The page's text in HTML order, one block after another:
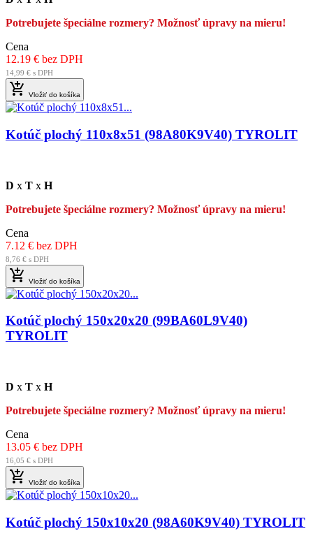
Potrebujete špeciálne rozmery? Možnosť úpravy na mieru!
Cena
12.19 € bez DPH
14,99 € s DPH
 Vložiť do košíka
Kotúč plochý 110x8x51 (98A80K9V40) TYROLIT
D x T x H
Potrebujete špeciálne rozmery? Možnosť úpravy na mieru!
Cena
7.12 € bez DPH
8,76 € s DPH
 Vložiť do košíka
Kotúč plochý 150x20x20 (99BA60L9V40)
TYROLIT
D x T x H
Potrebujete špeciálne rozmery? Možnosť úpravy na mieru!
Cena
13.05 € bez DPH
16,05 € s DPH
 Vložiť do košíka
Kotúč plochý 150x10x20 (98A60K9V40) TYROLIT